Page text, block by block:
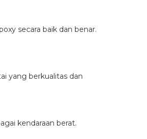
secara baik dan benar.
yang berkualitas dan
kendaraan berat.